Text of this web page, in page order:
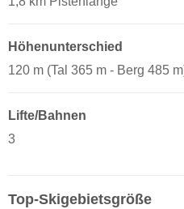
Höhenunterschied
120 m (Tal 365 m - Berg 485
Lifte/Bahnen
3
Top-Skigebietsgröße